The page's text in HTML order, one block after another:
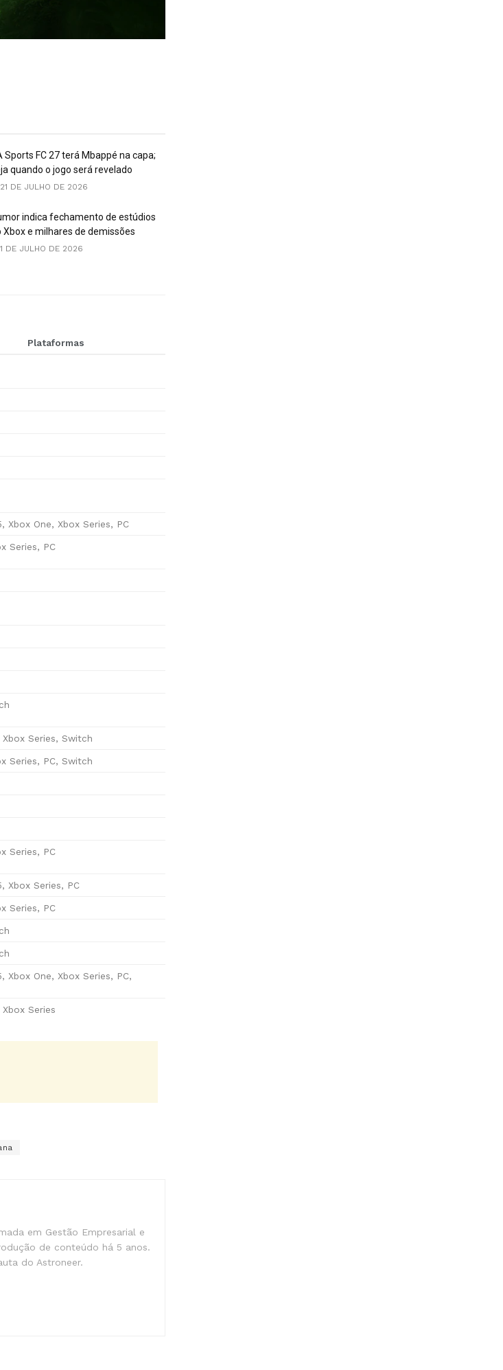
Sports FC 27 terá Mbappé na capa;
quando o jogo será revelado
DE JULHO DE 2026
indica fechamento de estúdios
Xbox e milhares de demissões
DE JULHO DE 2026
Plataformas
Xbox One, Xbox Series, PC
Series, PC
Xbox Series, Switch
Series, PC, Switch
Series, PC
Xbox Series, PC
Series, PC
Xbox One, Xbox Series, PC,
Xbox Series
em Gestão Empresarial e
de conteúdo há 5 anos.
do Astroneer.